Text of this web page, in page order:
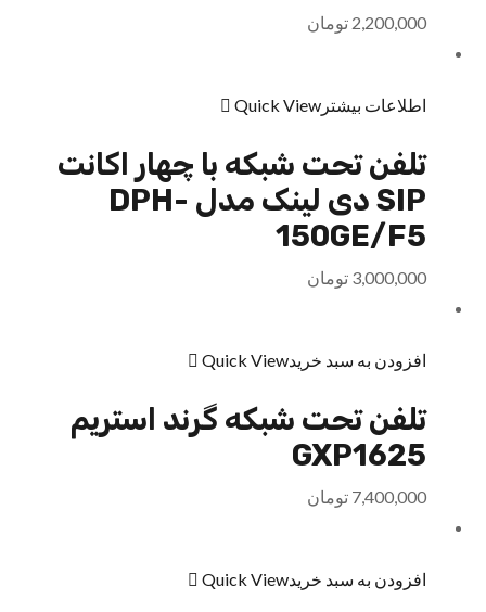
2,200,000 تومان
اطلاعات بیشتر Quick View
تلفن تحت شبکه با چهار اکانت
SIP دی لینک مدل DPH-
150GE/F5
3,000,000 تومان
افزودن به سبد خریدQuick View
تلفن تحت شبکه گرند استریم
GXP1625
7,400,000 تومان
افزودن به سبد خریدQuick View